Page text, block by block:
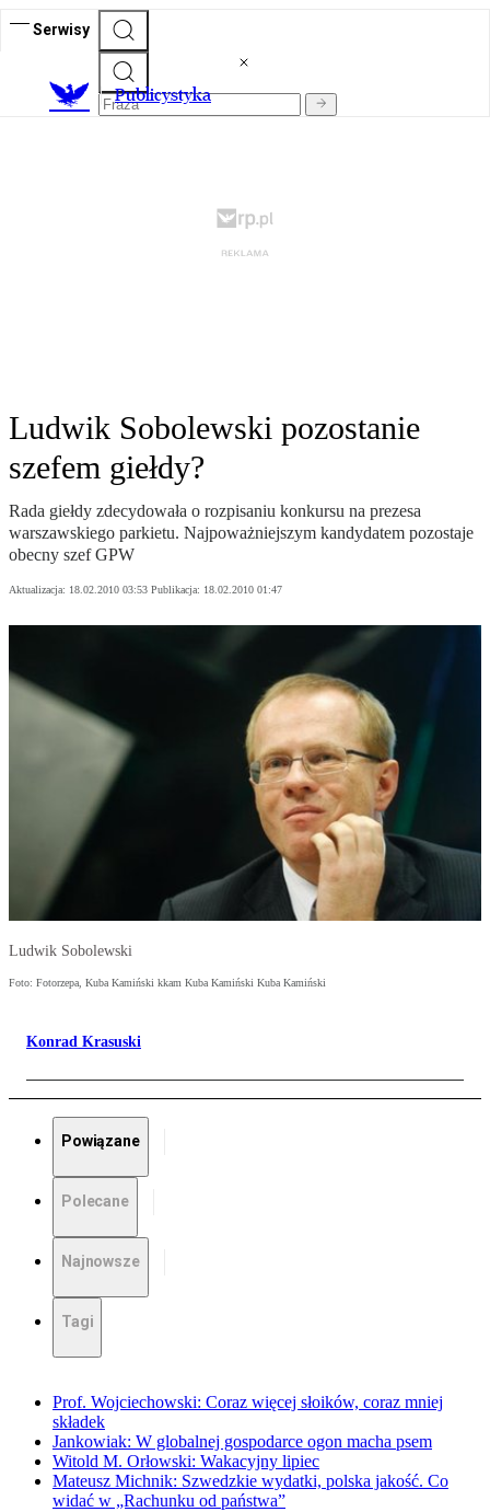
Serwisy
Publicystyka
Ludwik Sobolewski pozostanie
szefem giełdy?
Rada giełdy zdecydowała o rozpisaniu konkursu na prezesa
warszawskiego parkietu. Najpoważniejszym kandydatem pozostaje
obecny szef GPW
Aktualizacja: 18.02.2010 03:53 Publikacja: 18.02.2010 01:47
Ludwik Sobolewski
Foto: Fotorzepa, Kuba Kamiński kkam Kuba Kamiński Kuba Kamiński
Konrad Krasuski
Powiązane
Polecane
Najnowsze
Tagi
Prof. Wojciechowski: Coraz więcej słoików, coraz mniej
składek
Jankowiak: W globalnej gospodarce ogon macha psem
Witold M. Orłowski: Wakacyjny lipiec
Mateusz Michnik: Szwedzkie wydatki, polska jakość. Co
widać w „Rachunku od państwa”